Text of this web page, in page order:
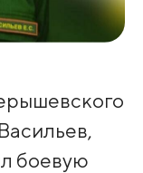
боевую